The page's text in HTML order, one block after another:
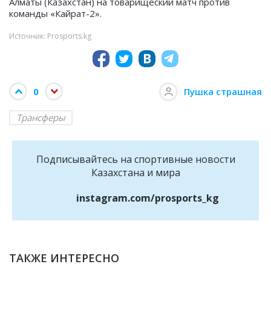
команды «Кайрат-2».
Источник: Prosports.kg
0 Пушка страшная
Трансферы
Подписывайтесь на cпортивные новости
Казахстана и мира
instagram.com/prosports_kg
ТАКЖЕ ИНТЕРЕСНО